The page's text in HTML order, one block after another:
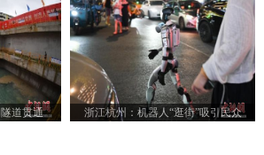
道贯通 浙江杭州：机器人“逛街”吸引民众